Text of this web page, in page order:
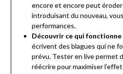
encore et encore peut
introduisant du nouveau,
performances.
Découvrir ce qui fonctionne
écrivent des blagues qui ne
prévu. Tester en live permet
réécrire pour maximiser